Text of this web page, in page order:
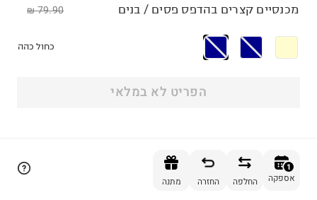
79.90 ₪ מכנסיים קצרים בהדפס פסים / בנים
כחול כהה
הפריט לא במלאי
1
אספקה החלפה החזרה מתנה